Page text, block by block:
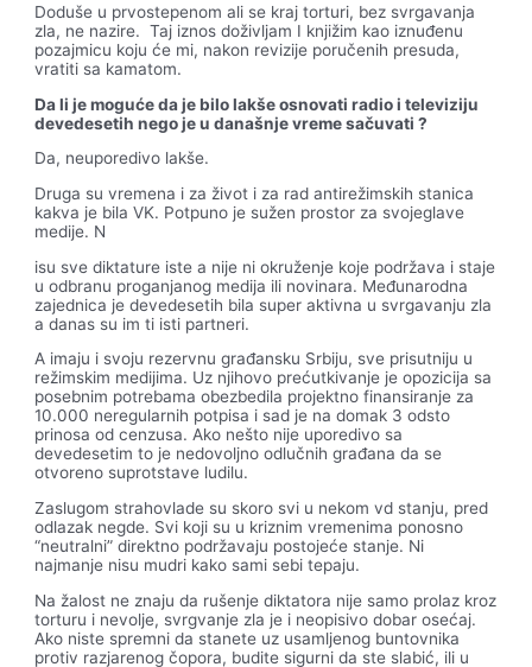
Doduše u prvostepenom ali se kraj torturi, bez svrgavanja
zla, ne nazire. Taj iznos doživljam I knjižim kao iznuđenu
pozajmicu koju će mi, nakon revizije poručenih presuda,
vratiti sa kamatom.
Da li je moguće da je bilo lakse osnovati radio i televiziju
devedesetih nego je u danasnje vreme sacuvati ?
Da, neuporedivo lakše.
Druga su vremena i za život i za rad antirežimskih stanica
kakva je bila VK. Potpuno je sužen prostor za svojeglave
medije. N
isu sve diktature iste a nije ni okruženje koje podržava i staje
u odbranu proganjanog medija ili novinara. Međunarodna
zajednica je devedesetih bila super aktivna u svrgavanju zla
a danas su im ti isti partneri.
A imaju i svoju rezervnu građansku Srbiju, sve prisutniju u
režimskim medijima. Uz njihovo prećutkivanje je opozicija sa
posebnim potrebama obezbedila projektno finansiranje za
10.000 neregularnih potpisa i sad je na domak 3 odsto
prinosa od cenzusa. Ako nešto nije uporedivo sa
devedesetim to je nedovoljno odlučnih građana da se
otvoreno suprotstave ludilu.
Zaslugom strahovlade su skoro svi u nekom vd stanju, pred
odlazak negde. Svi koji su u kriznim vremenima ponosno
“neutralni” direktno podržavaju postojeće stanje. Ni
najmanje nisu mudri kako sami sebi tepaju.
Na žalost ne znaju da rušenje diktatora nije samo prolaz kroz
torturu i nevolje, svrgvanje zla je i neopisivo dobar osećaj.
Ako niste spremni da stanete uz usamljenog buntovnika
protiv razjarenog čopora, budite sigurni da ste slabić, ili u